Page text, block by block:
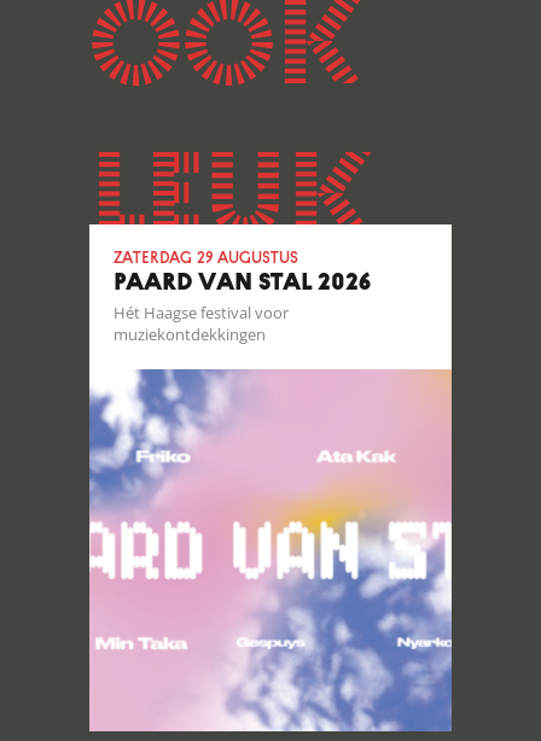
ook
leuk
zaterdag 29 augustus
PAARD VAN STAL 2026
Hét Haagse festival voor
muziekontdekkingen